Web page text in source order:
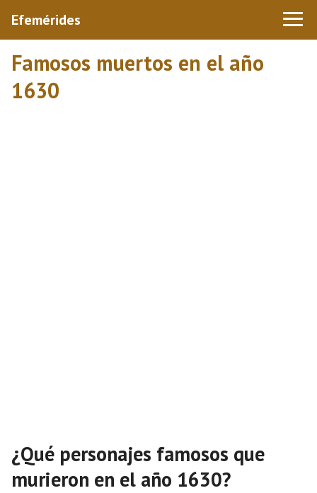
Efemérides
Famosos muertos en el año
1630
¿Qué personajes famosos que
murieron en el año 1630?